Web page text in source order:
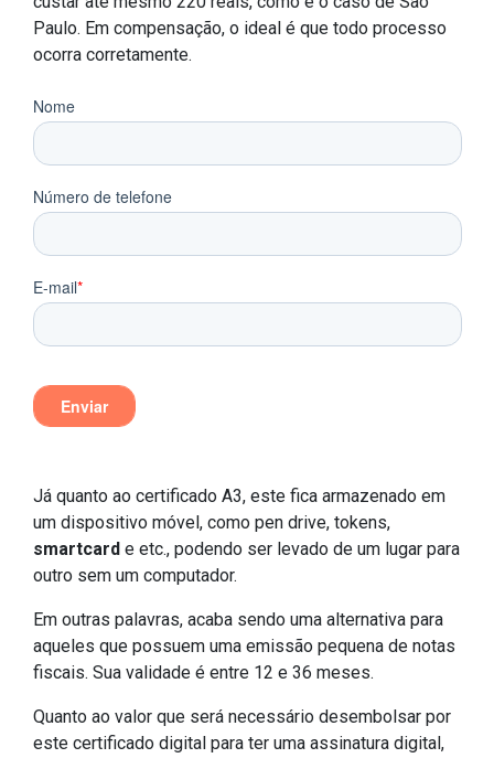
Paulo. Em compensação, o ideal é que todo processo
ocorra corretamente.
Já quanto ao certificado A3, este fica armazenado em
um dispositivo móvel, como pen drive, tokens,
smartcard e etc., podendo ser levado de um lugar para
outro sem um computador.
Em outras palavras, acaba sendo uma alternativa para
aqueles que possuem uma emissão pequena de notas
fiscais. Sua validade é entre 12 e 36 meses.
Quanto ao valor que será necessário desembolsar por
este certificado digital para ter uma assinatura digital,